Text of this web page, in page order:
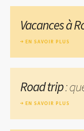
Vacances à
EN SAVOIR PLUS
Road trip:
EN SAVOIR PLUS